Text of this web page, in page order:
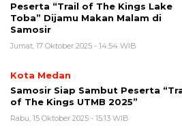
Peserta “Trail of The Kings Lake
Toba” Dijamu Makan Malam di
Samosir
Jumat, 17 Oktober 2025 - 14:54 WIB
Kota Medan
Samosir Siap Sambut Peserta
of The Kings UTMB 2025”
Rabu, 15 Oktober 2025 - 15:13 WIB